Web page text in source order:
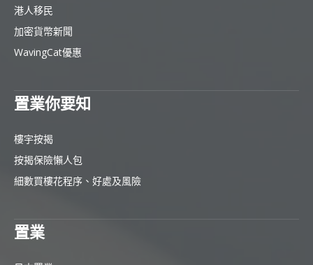
港人移民
加密貨幣新聞
WavingCat優惠
置業你要知
樓宇按揭
按揭保險懶人包
細數買樓花程序、好處及風險
置業